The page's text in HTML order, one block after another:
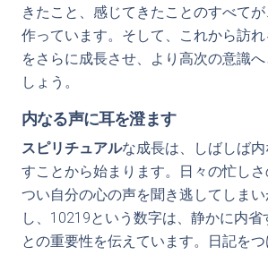
きたこと、感じてきたことのすべて
作っています。そして、これから訪
をさらに成長させ、より高次の意識
しょう。
内なる声に耳を澄ます
スピリチュアルな成長は、しばしば
すことから始まります。日々の忙し
つい自分の心の声を聞き逃してしま
し、10219という数字は、静かに内省
との重要性を伝えています。日記を